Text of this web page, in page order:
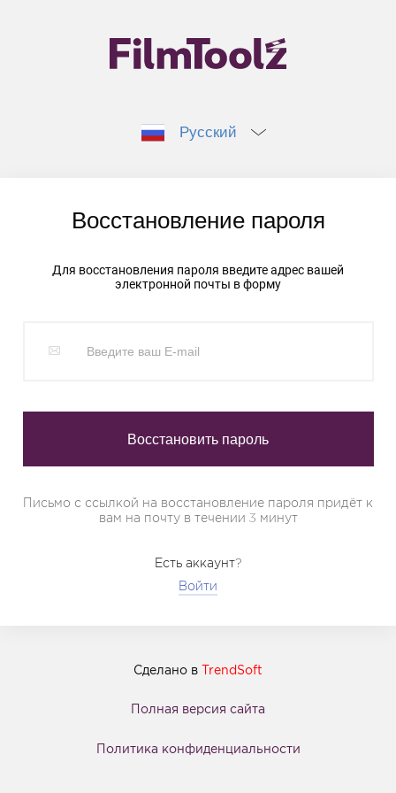
Русский
Восстановление пароля
Для восстановления пароля введите адрес вашей
электронной почты в форму
Письмо с ссылкой на восстановление пароля придёт к
вам на почту в течении 3 минут
Есть аккаунт?
Войти
Сделано в TrendSoft
Полная версия сайта
Политика конфиденциальности